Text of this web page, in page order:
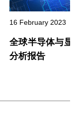
16 February 2023
全球半导体与显
分析报告